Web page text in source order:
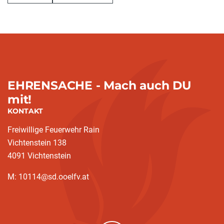
EHRENSACHE - Mach auch DU
mit!
KONTAKT
Freiwillige Feuerwehr Rain
Vichtenstein 138
4091 Vichtenstein
M: 10114@sd.ooelfv.at